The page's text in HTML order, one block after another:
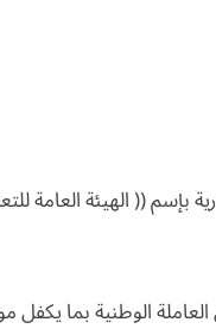
(( الهيئة العامة
الوطنية بما يكفل